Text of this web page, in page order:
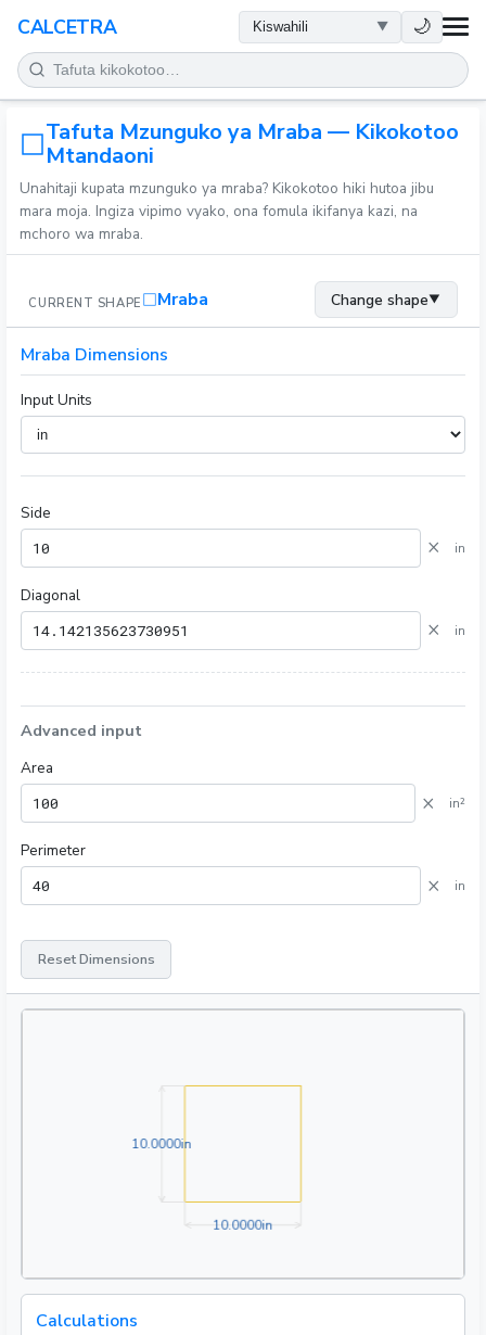
CALCETRA 🌙
HESABU
UONGOFU
SAYANSI
KILA SIKU
Tafuta Mzunguko ya Mraba — Kikokotoo
Mtandaoni
Unahitaji kupata mzunguko ya mraba? Kikokotoo hiki hutoa jibu
mara moja. Ingiza vipimo vyako, ona fomula ikifanya kazi, na
mchoro wa mraba.
CURRENT SHAPE Mraba Change shape▼
Mraba Dimensions
Input Units
Side
× in
Diagonal
× in
Advanced input
Area
× in²
Perimeter
× in
Reset Dimensions
10.0000in10.0000in
10.0000in10.0000in
Calculations